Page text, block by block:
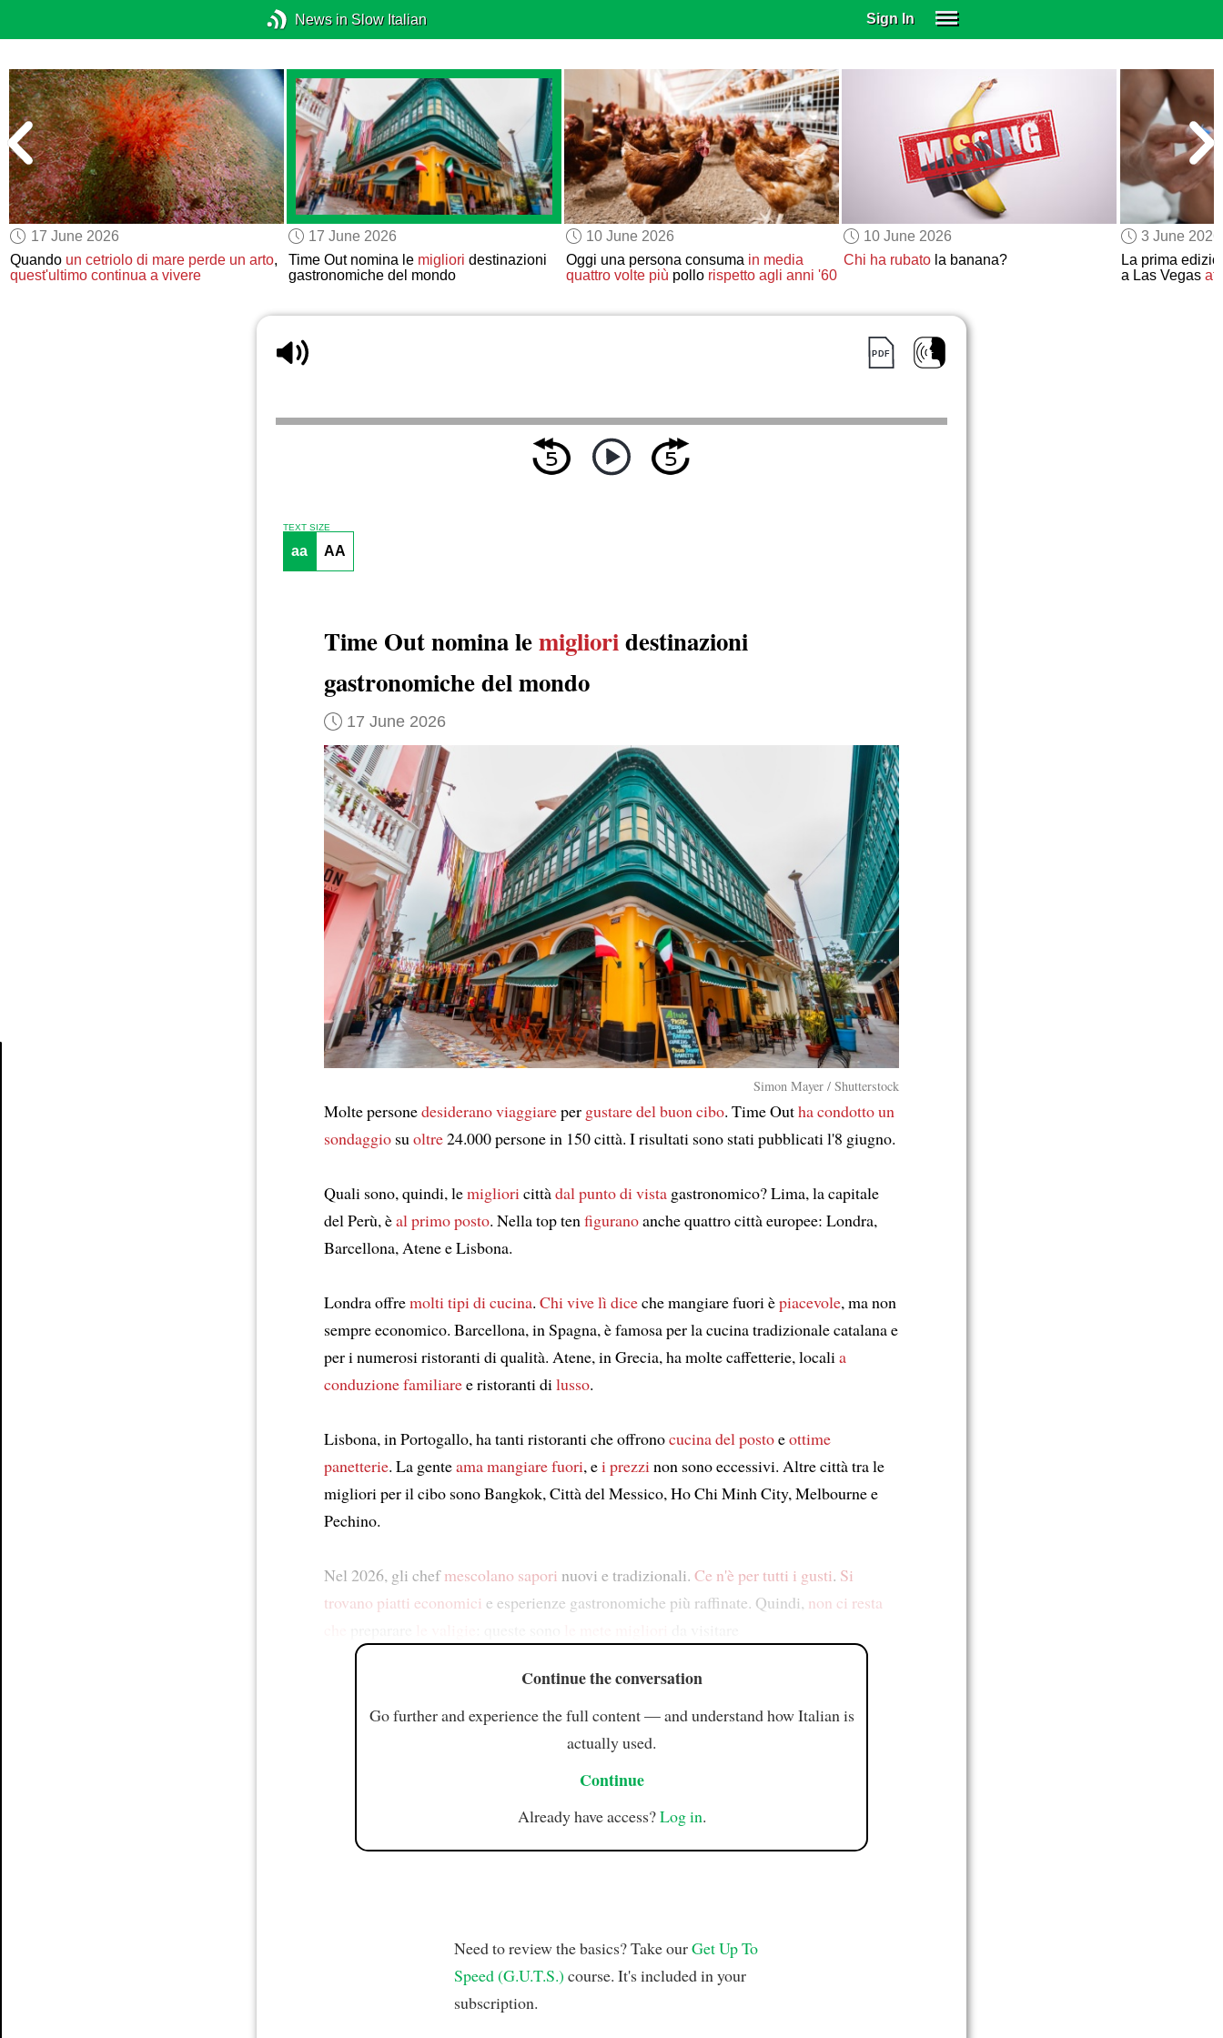
News in Slow Italian Sign In
SUBSCRIBE
EDUCATIONAL LICENSES
GIFT CARDS
OTHER LANGUAGES
ABOUT US
ALEXA
ADJUST COLORS
17 June 2026
Quando un cetriolo di mare perde un arto,
quest'ultimo continua a vivere
17 June 2026
Time Out nomina le migliori destinazioni
gastronomiche del mondo
10 June 2026
Oggi una persona consuma in media
quattro volte più pollo rispetto agli anni '60
10 June 2026
Chi ha rubatola banana?
3 June 2026
La prima
a Las Vegas
TEXT SIZE
aa AA
Time Out nomina lemiglioridestinazioni
gastronomiche del mondo
17 June 2026
Simon Mayer / Shutterstock
Molte personedesiderano viaggiareper gustare del buon cibo. Time Outha condotto un
sondaggio su oltre24.000 persone in 150 città. I risultati sono stati pubblicati l'8 giugno.
Quali sono, quindi, lemigliori cittàdal punto di vista gastronomico? Lima, la capitale
del Perù, èal primo posto. Nella top ten figuranoanche quattro città europee: Londra,
Barcellona, Atene e Lisbona.
Londra offremolti tipi di cucina. Chi vive lì diceche mangiare fuori èpiacevole, ma non
sempre economico. Barcellona, in Spagna, è famosa per la cucina tradizionale catalana e
per i numerosi ristoranti di qualità. Atene, in Grecia, ha molte caffetterie, locali a
conduzione familiaree ristoranti di lusso.
Lisbona, in Portogallo, ha tanti ristoranti che offronocucina del postoeottime
panetterie. La genteama mangiare fuori, ei prezzi non sono eccessivi. Altre città tra le
migliori per il cibo sono Bangkok, Città del Messico, Ho Chi Minh City, Melbourne e
Pechino.
Nel 2026, gli chefmescolano sapori nuovi e tradizionali. Ce n'è per tutti i gusti. Si
trovano piatti economici e esperienze gastronomiche più raffinate. Quindi, non ci resta
Continue the conversation
Go further and experience the full content — and understand how Italian is
actually used.
Continue
Already have access?Log in.
Need to review the basics? Take ourGet Up To
Speed (G.U.T.S.) course. It's included in your
subscription.